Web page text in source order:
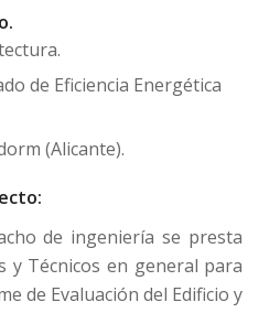
de Eficiencia Energética
(Alicante).
de ingeniería se presta
y Técnicos en general para
de Evaluación del Edificio y